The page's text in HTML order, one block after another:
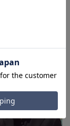
おります関係
発生し、ご注文
合がございま